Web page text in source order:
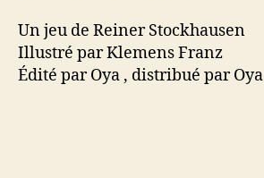
Un jeu de Reiner Stockhausen
Illustré par Klemens Franz
Édité par Oya , distribué par Oya